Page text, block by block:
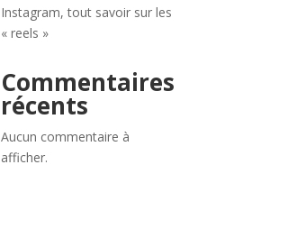
Instagram, tout savoir sur les
« reels »
Commentaires
récents
Aucun commentaire à
afficher.